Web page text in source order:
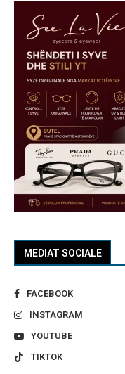
MEDIAT SOCIALE
FACEBOOK
INSTAGRAM
YOUTUBE
TIKTOK